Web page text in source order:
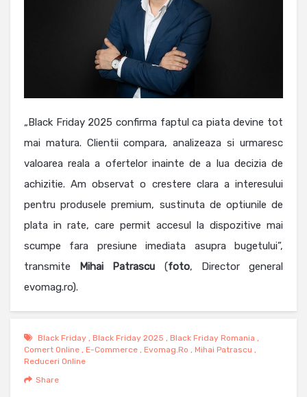
„Black Friday 2025 confirma faptul ca piata devine tot
mai matura. Clientii compara, analizeaza si urmaresc
valoarea reala a ofertelor inainte de a lua decizia de
achizitie. Am observat o crestere clara a interesului
pentru produsele premium, sustinuta de optiunile de
plata in rate, care permit accesul la dispozitive mai
scumpe fara presiune imediata asupra bugetului”,
transmite Mihai Patrascu (foto, Director general
evomag.ro).
Black Friday , Black Friday 2025 , Black Friday Romania ,
Comert Online , E-Commerce , Evomag.ro , Mihai Patrascu ,
Reduceri Online
Share